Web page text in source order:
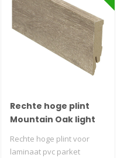
Rechte hoge plint
Mountain Oak light
grey
Rechte hoge plint voor
laminaat pvc parket